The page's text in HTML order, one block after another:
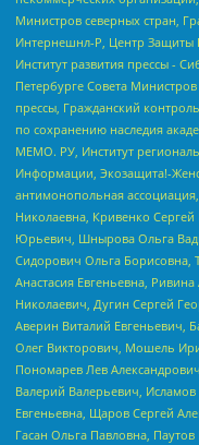
Министров северных стран,
Интернешнл-Р, Центр Защиты
Институт развития прессы -
Петербурге Совета
прессы, Гражданский
по сохранению наследия
МЕМО. РУ, Институт
Информации, Экозащита!-
антимонопольная
Николаевна, Кривенко
Юрьевич, Шнырова Ольга
Сидорович Ольга Борисовна,
Анастасия Евгеньевна,
Николаевич, Дугин Сергей
Аверин Виталий Евгеньевич,
Олег Викторович, Мошель
Пономарев Лев
Валерий Валерьевич,
Евгеньевна, Щаров Сергей
Гасан Ольга Павловна,